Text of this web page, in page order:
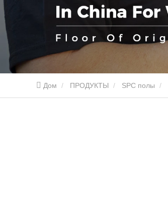
Дом ПРОДУКТЫ SPC полы